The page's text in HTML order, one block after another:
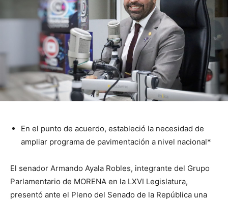
En el punto de acuerdo, estableció la necesidad de
ampliar programa de pavimentación a nivel nacional*
El senador Armando Ayala Robles, integrante del Grupo
Parlamentario de MORENA en la LXVI Legislatura,
presentó ante el Pleno del Senado de la República una